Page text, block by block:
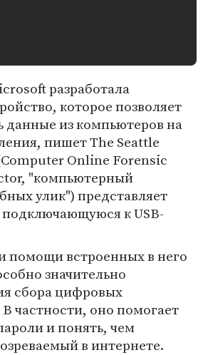
разработала
которое позволяет
данные из компьютеров на
пишет The Seattle
Online Forensic
"компьютерный
улик") представляет
к USB-
помощи встроенных в него
значительно
сбора цифровых
В частности, оно помогает
и понять, чем
в интернете.